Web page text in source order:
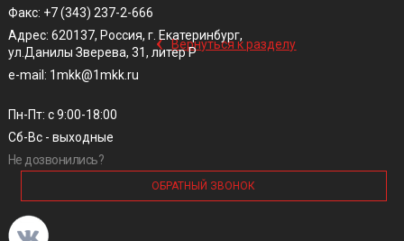
‹ Вернуться к разделу
Факс: +7 (343) 237-2-666
Адрес: 620137, Россия, г. Екатеринбург,
ул.Данилы Зверева, 31, литер Р
e-mail: 1mkk@1mkk.ru
Пн-Пт: с 9:00-18:00
Сб-Вс - выходные
Не дозвонились?
ОБРАТНЫЙ ЗВОНОК